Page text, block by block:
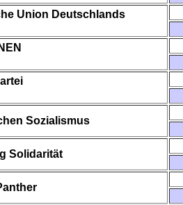
Union Deutschlands
Sozialismus
Solidarität